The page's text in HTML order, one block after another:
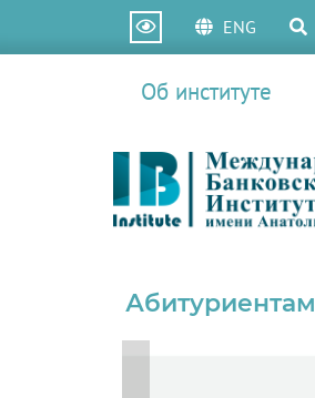
ENG
Об институте
Абитуриентам